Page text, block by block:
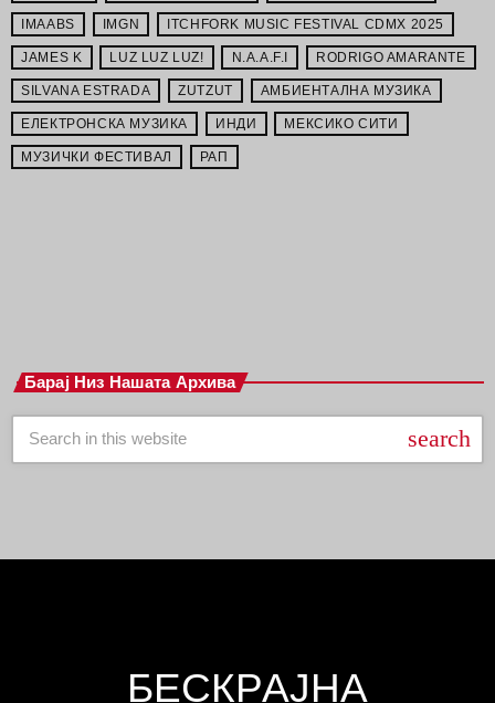
IMAABS IMGN ITCHFORK MUSIC FESTIVAL CDMX 2025
JAMES K LUZ LUZ LUZ! N.A.A.F.I RODRIGO AMARANTE
SILVANA ESTRADA ZUTZUT АМБИЕНТАЛНА МУЗИКА
ЕЛЕКТРОНСКА МУЗИКА ИНДИ МЕКСИКО СИТИ
МУЗИЧКИ ФЕСТИВАЛ РАП
Барај Низ Нашата Архива
search
БЕСКРАЈНА